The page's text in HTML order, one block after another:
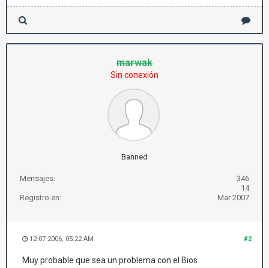
marwak
Sin conexión
Banned
Mensajes:
346
14
Registro en:
Mar 2007
#2
12-07-2006, 05:22 AM
Muy probable que sea un problema con el Bios